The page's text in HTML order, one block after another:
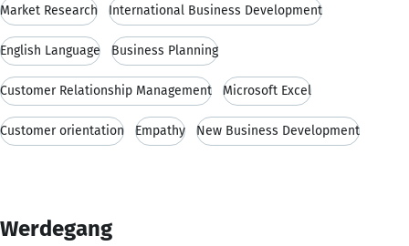
Market Research International Business Development
English Language Business Planning
Customer Relationship Management Microsoft Excel
Customer orientation Empathy New Business Development
Werdegang